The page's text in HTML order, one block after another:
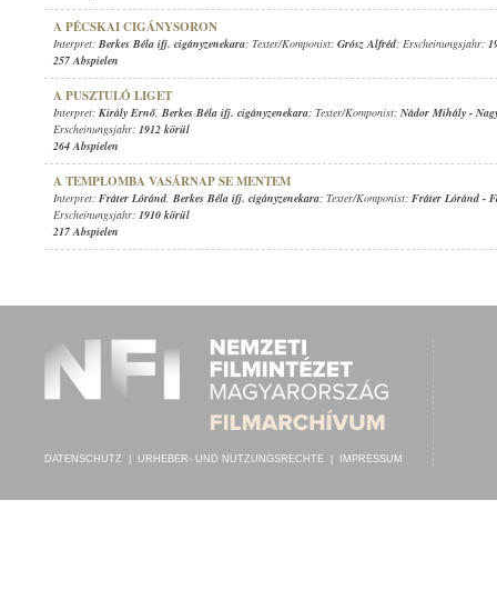
A PÉCSKAI CIGÁNYSORON
Interpret: Berkes Béla ifj. cigányzenekara; Texter/Komponist: Grósz Alfréd; Erscheinungsjahr:
257 Abspielen
A PUSZTULÓ LIGET
Interpret: Király Ernő, Berkes Béla ifj. cigányzenekara; Texter/Komponist: Nádor Mihály -
Erscheinungsjahr: 1912 körül
264 Abspielen
A TEMPLOMBA VASÁRNAP SE MENTEM
Interpret: Fráter Lóránd, Berkes Béla ifj. cigányzenekara; Texter/Komponist: Fráter Lóránd -
Erscheinungsjahr: 1910 körül
217 Abspielen
DATENSCHUTZ URHEBER- UND NUTZUNGSRECHTE IMPRESSUM